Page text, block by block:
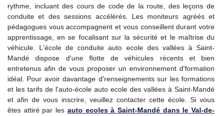
rythme, incluant des cours de code de la route, des leçons de
conduite et des sessions accélérés. Les moniteurs agréés et
pédagogues vous accompagnent et vous conseillent durant votre
apprentissage, en se focalisant sur la sécurité et le maîtrise du
véhicule. L'école de conduite auto ecole des vallées à Saint-
Mandé dispose d'une flotte de véhicules récents et bien
entretenus afin de vous proposer un environnement d'formation
idéal. Pour avoir davantage d'renseignements sur les formations
et les tarifs de l'auto-école auto ecole des vallées à Saint-Mandé
et afin de vous inscrire, veuillez contacter cette école. Si vous
êtes attiré par les auto ecoles à Saint-Mandé dans le Val-de-